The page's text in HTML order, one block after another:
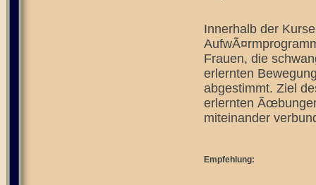
Innerhalb der
Frauen, die
erlernten
abgestimmt. Ziel
erlernten
miteinander
Empfehlung: